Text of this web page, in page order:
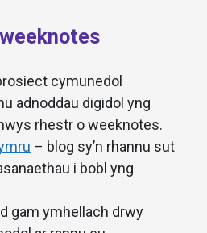
cymunedol
adnoddau digidol yng
rhestr o weeknotes.
– blog sy’n rhannu sut
i bobl yng
gam ymhellach drwy